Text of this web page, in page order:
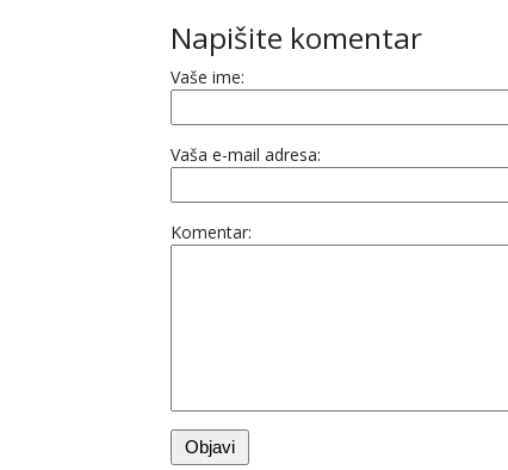
Napišite komentar
Vaše ime:
Vaša e-mail adresa:
Komentar: